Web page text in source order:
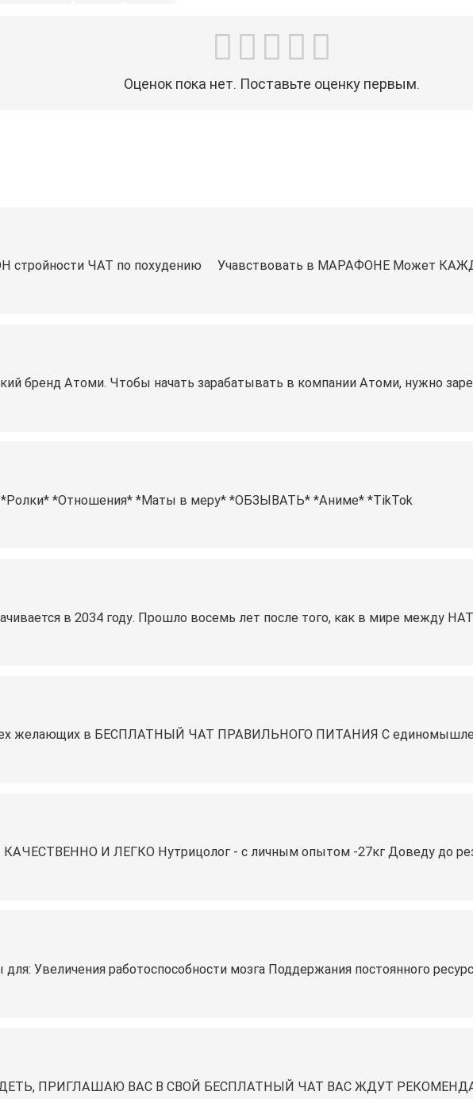
Оценок пока нет. Поставьте оценку первым.
️ЧАТ по похудению ⠀ Учавствовать в МАРАФОНЕ Может
Атоми. Чтобы начать зарабатывать в компании Атоми, нужно
*Ролки* *Отношения️* *Маты в меру️* *ОБЗЫВАТЬ* *Аниме️️️* *TikTok️
в 2034 году. Прошло восемь лет после того, как в мире между
желающих в БЕСПЛАТНЫЙ ЧАТ ПРАВИЛЬНОГО ПИТАНИЯ С
И ЛЕГКО Нутрицолог - с личным опытом -27кг Доведу до
Увеличения работоспособности мозга Поддержания постоянного
ПРИГЛАШАЮ ВАС В СВОЙ БЕСПЛАТНЫЙ ЧАТ ВАС ЖДУТ